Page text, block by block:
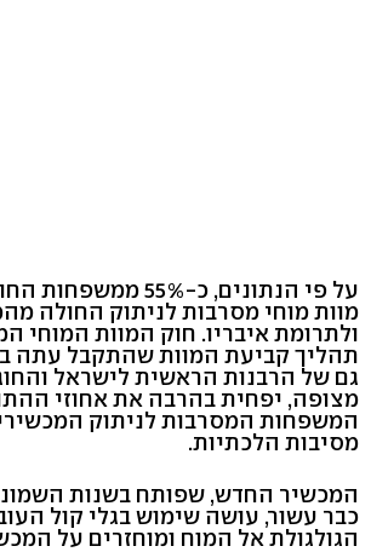
על פי הנתונים, כ-55%
מוות מוחי מסרבות לניתוק החולה
ולתרומת איבריו. חוק המוות המוחי
תהליך קביעת המוות שהתקבל עתה
גם של הרבנות הראשית לישראל
מצופה, יפחית בהרבה את אחוזי
המשפחות המסרבות לניתוק
מסיבות הלכתיות.
המכשיר החדש, שפותח בשנות
כבר עשור, עושה שימוש בגלי קול
הגולגולת אל המוח ומוחזרים על